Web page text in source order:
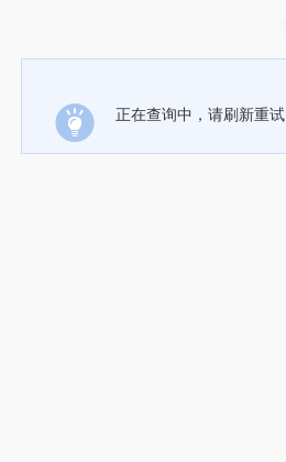
正在查询中，请刷新重试